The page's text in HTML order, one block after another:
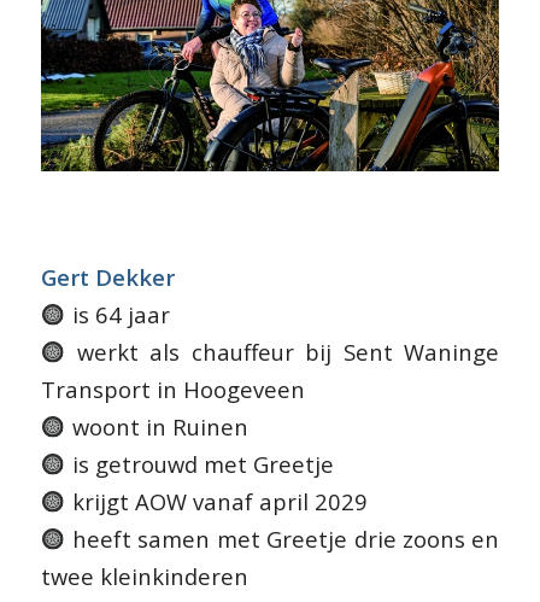
Gert Dekker
is 64 jaar
werkt als chauffeur bij Sent Waninge
Transport in Hoogeveen
woont in Ruinen
is getrouwd met Greetje
krijgt AOW vanaf april 2029
heeft samen met Greetje drie zoons en
twee kleinkinderen